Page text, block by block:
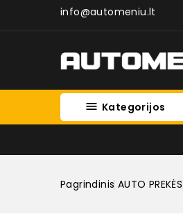
info@automeniu.lt
 Kategorijos
Pagrindinis AUTO PREKĖS